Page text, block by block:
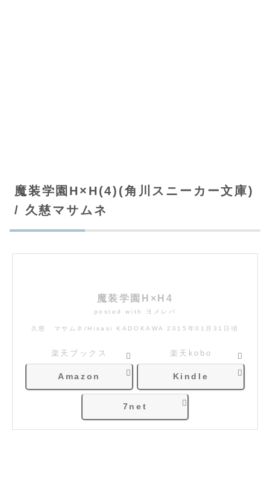
魔装学園H×H(4)(角川スニーカー文庫)
/ 久慈マサムネ
魔装学園H×H4
posted with ヨメレバ
久慈 マサムネ/Hisasi KADOKAWA 2015年01月31日頃
楽天ブックス 楽天kobo
Amazon Kindle
7net